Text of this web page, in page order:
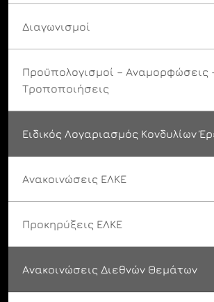
Διαγωνισμοί
Προϋπολογισμοί – Αναμορφώσεις
Τροποποιήσεις
Ειδικός Λογαριασμός Κονδυλίων
Ανακοινώσεις ΕΛΚΕ
Προκηρύξεις ΕΛΚΕ
Ανακοινώσεις Διεθνών Θεμάτων